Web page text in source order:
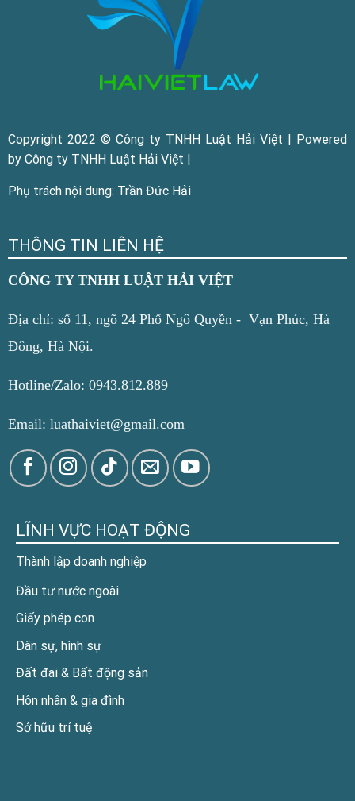
Copyright 2022 © Công ty TNHH Luật Hải Việt | Powered
by Công ty TNHH Luật Hải Việt |
Phụ trách nội dung: Trần Đức Hải
THÔNG TIN LIÊN HỆ
CÔNG TY TNHH LUẬT HẢI VIỆT
Địa chỉ: số 11, ngõ 24 Phố Ngô Quyền - Vạn Phúc, Hà
Đông, Hà Nội.
Hotline/Zalo: 0943.812.889
Email: luathaiviet@gmail.com
LĨNH VỰC HOẠT ĐỘNG
Thành lập doanh nghiệp
Đầu tư nước ngoài
Giấy phép con
Dân sự, hình sự
Đất đai & Bất động sản
Hôn nhân & gia đình
Sở hữu trí tuệ